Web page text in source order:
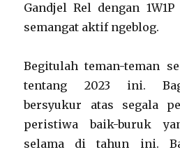
Gandjel Rel dengan
semangat aktif ngeblog.
Begitulah teman-teman
tentang 2023 ini.
bersyukur atas segala
peristiwa baik-buruk
selama di tahun ini.